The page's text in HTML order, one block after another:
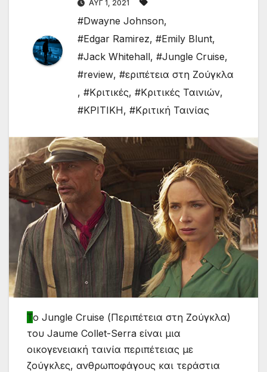
ΑΥΓ 1, 2021
#Dwayne Johnson,
#Edgar Ramirez, #Emily Blunt,
#Jack Whitehall, #Jungle Cruise,
#review, #εριπέτεια στη Ζούγκλα
, #Κριτικές, #Κριτικές Ταινιών,
#ΚΡΙΤΙΚΗ, #Κριτική Ταινίας
Το Jungle Cruise (Περιπέτεια στη Ζούγκλα)
του Jaume Collet-Serra είναι μια
οικογενειακή ταινία περιπέτειας με
ζούγκλες, ανθρωποφάγους και τεράστια